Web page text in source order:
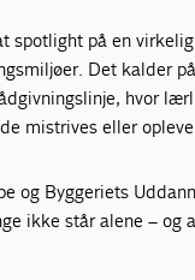
spotlight på en
Det kalder
hvor
mistrives eller
og Byggeriets
ikke står alene – og